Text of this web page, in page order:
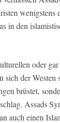
wenigstens
in den
oder gar
der Westen
brüstet,
Assads
auch einen